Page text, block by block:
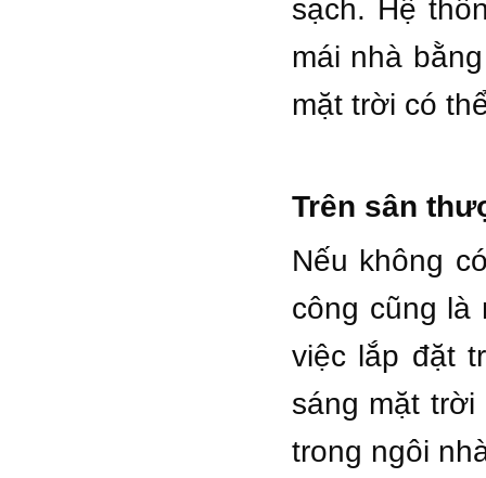
sạch. Hệ
mái nhà
mặt trời có
Trên sân
Nếu không
công cũng là
việc lắp đặt
sáng mặt
trong ngôi